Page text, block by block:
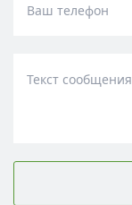
Ваш телефон
Текст сообщения